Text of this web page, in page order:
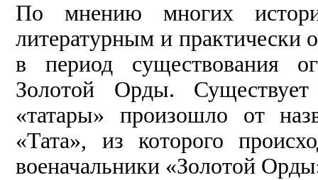
По мнению многих
литературным и
в период существования
Золотой Орды.
«татары» произошло от
«Тата», из которого
военачальники «Золотой